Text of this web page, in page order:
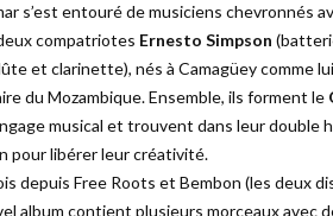
s’est entouré de musiciens chevronnés
compatriotes Ernesto Simpson
et clarinette), nés à Camagüey comme
du Mozambique. Ensemble, ils forment le
musical et trouvent dans leur double
pour libérer leur créativité.
depuis Free Roots et Bembon (les deux
album contient plusieurs morceaux avec